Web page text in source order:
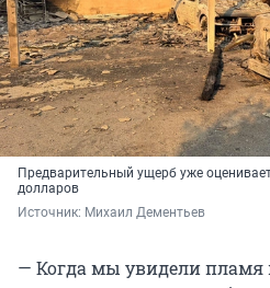
Предварительный ущерб уже
долларов
Источник: Михаил Дементьев
— Когда мы увидели пламя